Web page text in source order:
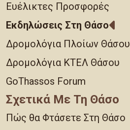
Ευέλικτες Προσφορές
Εκδηλώσεις Στη Θάσο
Δρομολόγια Πλοίων Θάσου
Δρομολόγια ΚΤΕΛ Θάσου
GoThassos Forum
Σχετικά Με Τη Θάσο
Πώς θα Φτάσετε Στη Θάσο